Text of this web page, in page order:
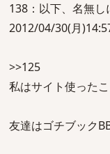
138：以下、名無し
2012/04/30(月
>>125
私はサイト使った
友達はゴチブック